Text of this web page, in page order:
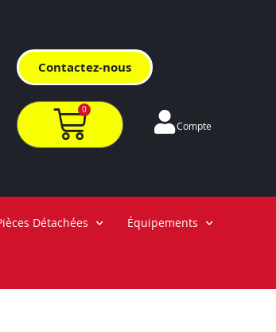
Contactez-nous
0
Compte
Détachées Équipements